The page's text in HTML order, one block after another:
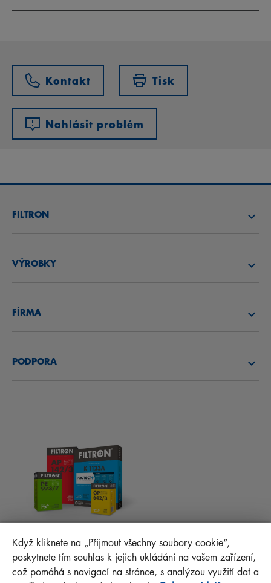
Kontakt Tisk
Nahlásit problém
FILTRON
VÝROBKY
FİRMA
PODPORA
FAQ
MANN+HUMMEL FT Poland
Sp. z o. o. Sp. k.
ul. Wrocławska 145, 63-800 GOSTYŃ, POLAND
Když kliknete na „Přijmout všechny soubory cookie“,
poskytnete tím souhlas k jejich ukládání na vašem zařízení,
což pomáhá s navigací na stránce, s analýzou využití dat a